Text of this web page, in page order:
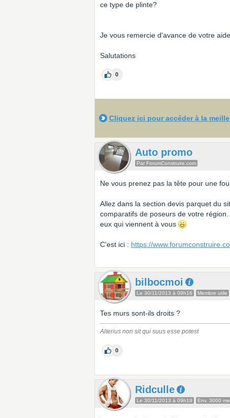
ce type de plinte?
Je vous remercie d'avance de votre aide.
Salutations
0
Cliquez ici pour accéder à la
Auto promo
Par ForumConstruire.com
Ne vous prenez pas la tête pour une
Allez dans la section devis parquet du
comparatifs de poseurs de votre
eux qui viennent à vous
C'est ici : https://
bilbocmoi
Le 30/11/2013 à 09h16 Membre utile
Tes murs sont-ils droits ?
Alterius non sit qui suus esse potest
0
Ridculle
Le 30/11/2013 à 09h19 Env. 3000